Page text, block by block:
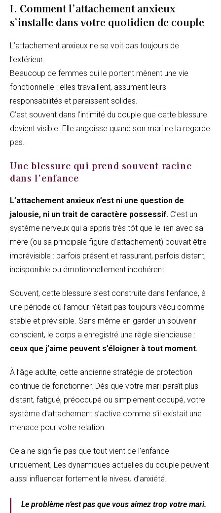
I. Comment l’attachement anxieux
s’installe dans votre quotidien de couple
L’attachement anxieux ne se voit pas toujours de
l’extérieur.
Beaucoup de femmes qui le portent mènent une vie
fonctionnelle : elles travaillent, assument leurs
responsabilités et paraissent solides.
C’est souvent dans l’intimité du couple que cette blessure
devient visible. Elle angoisse quand son mari ne la regarde
pas.
Une blessure qui prend souvent racine
dans l’enfance
L’attachement anxieux n’est ni une question de
jalousie, ni un trait de caractère possessif. C’est un
système nerveux qui a appris très tôt que le lien avec sa
mère (ou sa principale figure d’attachement) pouvait être
imprévisible : parfois présent et rassurant, parfois distant,
indisponible ou émotionnellement incohérent.
Souvent, cette blessure s’est construite dans l’enfance, à
une période où l’amour n’était pas toujours vécu comme
stable et prévisible. Sans même en garder un souvenir
conscient, le corps a enregistré une règle silencieuse :
ceux que j’aime peuvent s’éloigner à tout moment.
À l’âge adulte, cette ancienne stratégie de protection
continue de fonctionner. Dès que votre mari paraît plus
distant, fatigué, préoccupé ou simplement occupé, votre
système d’attachement s’active comme s’il existait une
menace pour votre relation.
Cela ne signifie pas que tout vient de l’enfance
uniquement. Les dynamiques actuelles du couple peuvent
aussi influencer fortement le niveau d’anxiété.
Le problème n’est pas que vous aimez trop votre mari.